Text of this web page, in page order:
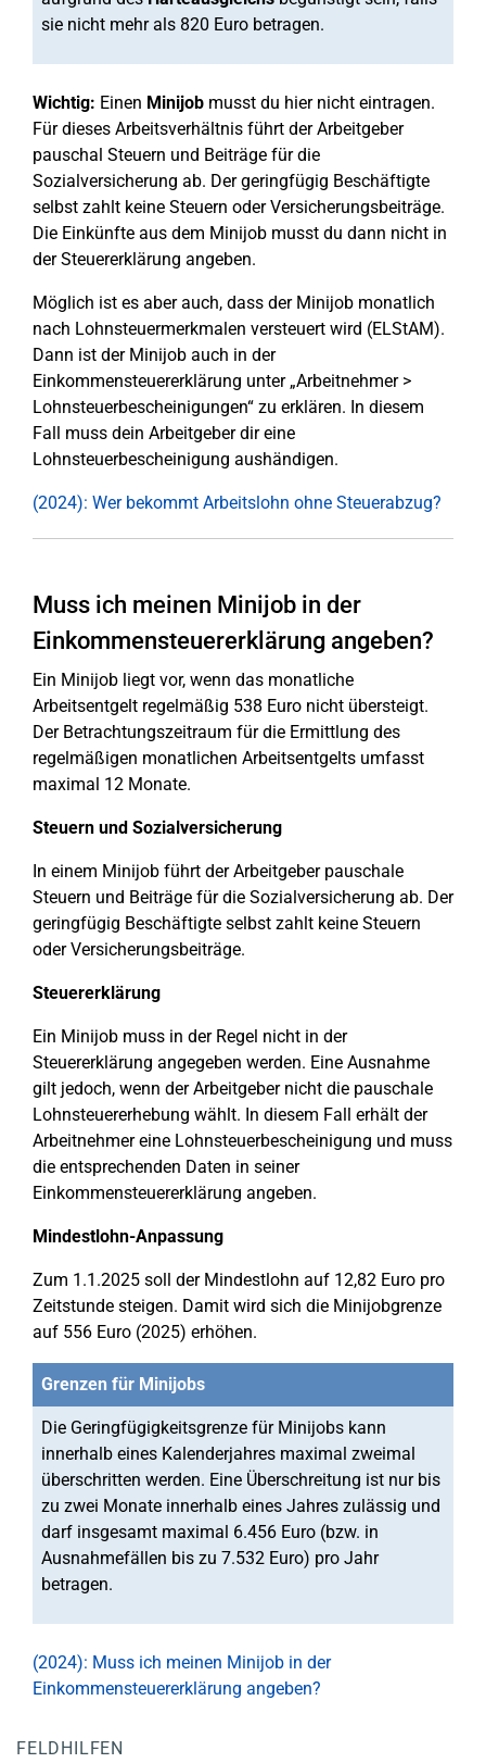
sie nicht mehr als 820 Euro betragen.
Wichtig: Einen Minijob musst du hier nicht eintragen.
Für dieses Arbeitsverhältnis führt der Arbeitgeber
pauschal Steuern und Beiträge für die
Sozialversicherung ab. Der geringfügig Beschäftigte
selbst zahlt keine Steuern oder Versicherungsbeiträge.
Die Einkünfte aus dem Minijob musst du dann nicht in
der Steuererklärung angeben.
Möglich ist es aber auch, dass der Minijob monatlich
nach Lohnsteuermerkmalen versteuert wird (ELStAM).
Dann ist der Minijob auch in der
Einkommensteuererklärung unter „Arbeitnehmer >
Lohnsteuerbescheinigungen“ zu erklären. In diesem
Fall muss dein Arbeitgeber dir eine
Lohnsteuerbescheinigung aushändigen.
(2024): Wer bekommt Arbeitslohn ohne Steuerabzug?
Muss ich meinen Minijob in der
Einkommensteuererklärung angeben?
Ein Minijob liegt vor, wenn das monatliche
Arbeitsentgelt regelmäßig 538 Euro nicht übersteigt.
Der Betrachtungszeitraum für die Ermittlung des
regelmäßigen monatlichen Arbeitsentgelts umfasst
maximal 12 Monate.
Steuern und Sozialversicherung
In einem Minijob führt der Arbeitgeber pauschale
Steuern und Beiträge für die Sozialversicherung ab. Der
geringfügig Beschäftigte selbst zahlt keine Steuern
oder Versicherungsbeiträge.
Steuererklärung
Ein Minijob muss in der Regel nicht in der
Steuererklärung angegeben werden. Eine Ausnahme
gilt jedoch, wenn der Arbeitgeber nicht die pauschale
Lohnsteuererhebung wählt. In diesem Fall erhält der
Arbeitnehmer eine Lohnsteuerbescheinigung und muss
die entsprechenden Daten in seiner
Einkommensteuererklärung angeben.
Mindestlohn-Anpassung
Zum 1.1.2025 soll der Mindestlohn auf 12,82 Euro pro
Zeitstunde steigen. Damit wird sich die Minijobgrenze
auf 556 Euro (2025) erhöhen.
Grenzen für Minijobs
Die Geringfügigkeitsgrenze für Minijobs kann
innerhalb eines Kalenderjahres maximal zweimal
überschritten werden. Eine Überschreitung ist nur bis
zu zwei Monate innerhalb eines Jahres zulässig und
darf insgesamt maximal 6.456 Euro (bzw. in
Ausnahmefällen bis zu 7.532 Euro) pro Jahr
betragen.
(2024): Muss ich meinen Minijob in der
Einkommensteuererklärung angeben?
FELDHILFEN